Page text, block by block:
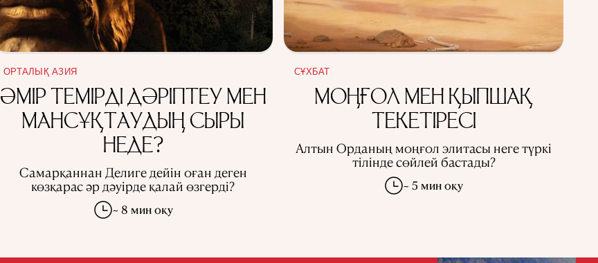
ОРТАЛЫҚ АЗИЯ
ӘМІР ТЕМІРДІ ДӘРІПТЕУ МЕН
МАНСҰҚТАУДЫҢ СЫРЫ
НЕДЕ?
Самарқаннан Делиге дейін оған деген
көзқарас әр дәуірде қалай өзгерді?
~ 8 мин оқу
СҰХБАТ
МОҢҒОЛ МЕН ҚЫПШАҚ
ТЕКЕТІРЕСІ
Алтын Орданың моңғол элитасы неге түркі
тілінде сөйлей бастады?
~ 5 мин оқу